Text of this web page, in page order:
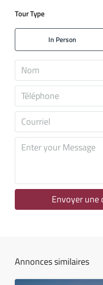
Tour Type
In Person
Envoyer une
Annonces similaires